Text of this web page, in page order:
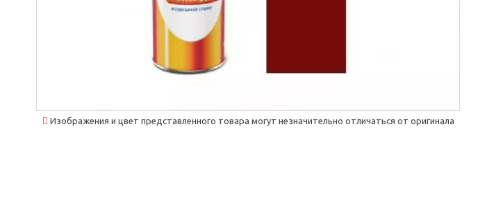
Изображения и цвет представленного товара могут незначительно отличаться от оригинала